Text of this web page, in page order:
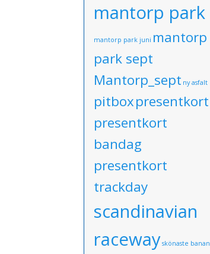
mantorp park
mantorp park juni mantorp
park sept
Mantorp_sept ny asfalt
pitboxpresentkort
presentkort
bandag
presentkort
trackday
scandinavian
racewayskönaste banan